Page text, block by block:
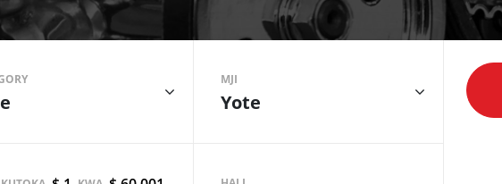
MJI
Yote